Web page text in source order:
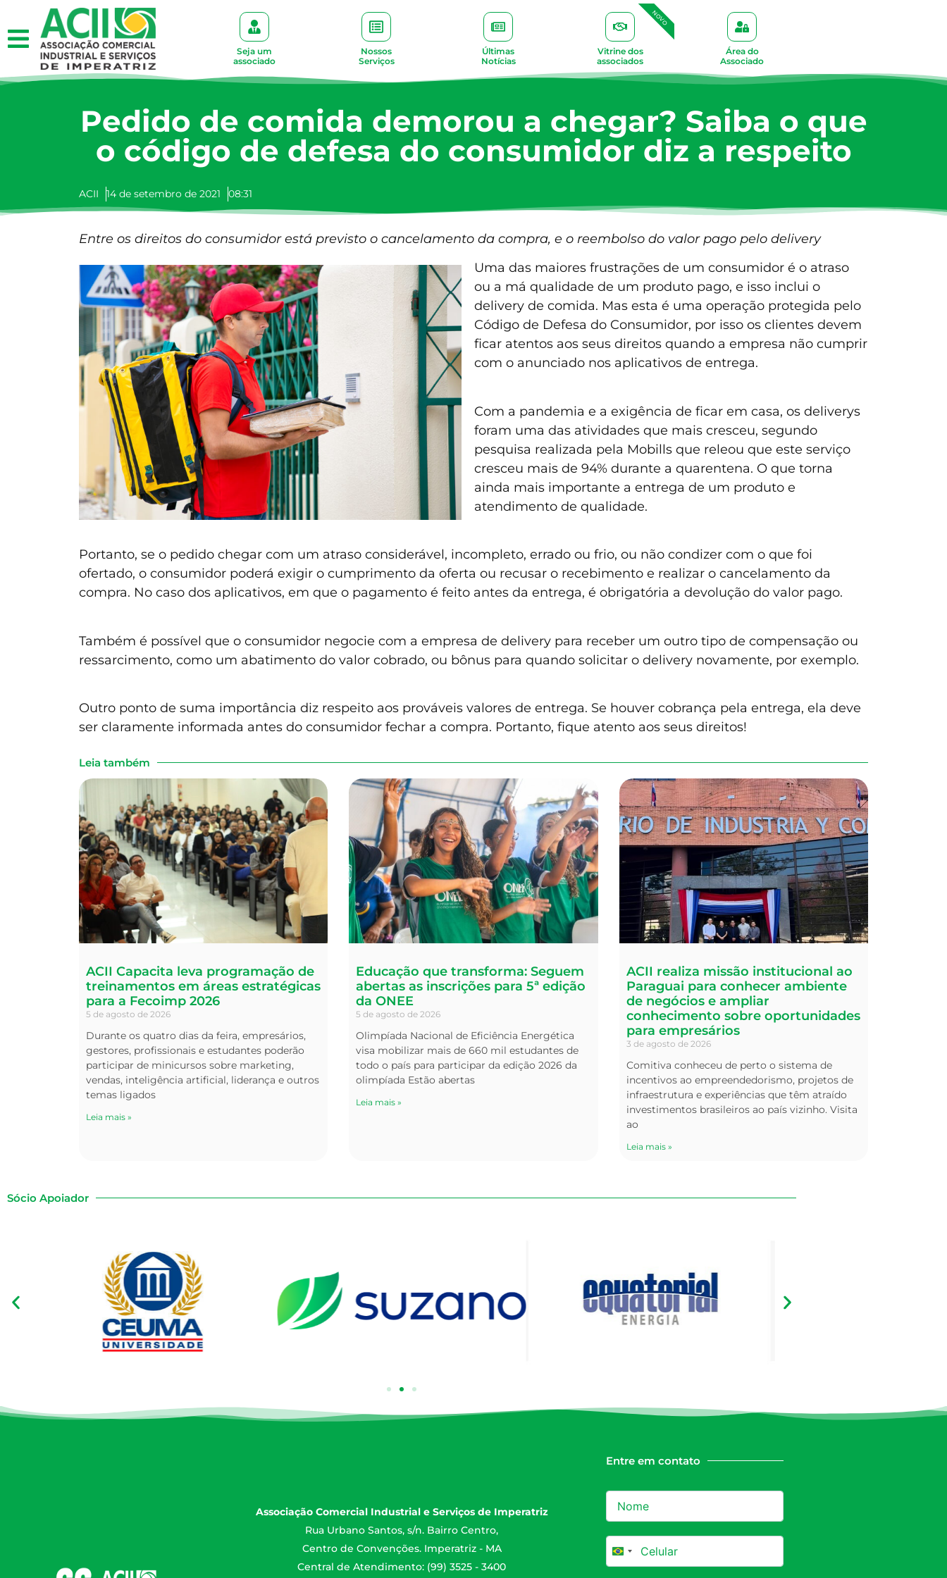
Seja um
associado
Nossos
Serviços
Últimas
Notícias
Vitrine dos
associados
NOVO
Área do
Associado
Pedido de comida demorou a chegar? Saiba o que
o código de defesa do consumidor diz a respeito
ACII 14 de setembro de 2021 08:31
Entre os direitos do consumidor está previsto o cancelamento da compra, e o reembolso do valor pago pelo delivery
Uma das maiores frustrações de um consumidor é o atraso
ou a má qualidade de um produto pago, e isso inclui o
delivery de comida. Mas esta é uma operação protegida pelo
Código de Defesa do Consumidor, por isso os clientes devem
ficar atentos aos seus direitos quando a empresa não cumprir
com o anunciado nos aplicativos de entrega.
Com a pandemia e a exigência de ficar em casa, os deliverys
foram uma das atividades que mais cresceu, segundo
pesquisa realizada pela Mobills que releou que este serviço
cresceu mais de 94% durante a quarentena. O que torna
ainda mais importante a entrega de um produto e
atendimento de qualidade.
Portanto, se o pedido chegar com um atraso considerável, incompleto, errado ou frio, ou não condizer com o que foi
ofertado, o consumidor poderá exigir o cumprimento da oferta ou recusar o recebimento e realizar o cancelamento da
compra. No caso dos aplicativos, em que o pagamento é feito antes da entrega, é obrigatória a devolução do valor pago.
Também é possível que o consumidor negocie com a empresa de delivery para receber um outro tipo de compensação ou
ressarcimento, como um abatimento do valor cobrado, ou bônus para quando solicitar o delivery novamente, por exemplo.
Outro ponto de suma importância diz respeito aos prováveis valores de entrega. Se houver cobrança pela entrega, ela deve
ser claramente informada antes do consumidor fechar a compra. Portanto, fique atento aos seus direitos!
Leia também
ACII Capacita leva programação de
treinamentos em áreas estratégicas
para a Fecoimp 2026
5 de agosto de 2026
Durante os quatro dias da feira, empresários,
gestores, profissionais e estudantes poderão
participar de minicursos sobre marketing,
vendas, inteligência artificial, liderança e outros
temas ligados
Leia mais »
Educação que transforma: Seguem
abertas as inscrições para 5ª edição
da ONEE
5 de agosto de 2026
Olimpíada Nacional de Eficiência Energética
visa mobilizar mais de 660 mil estudantes de
todo o país para participar da edição 2026 da
olimpíada Estão abertas
Leia mais »
ACII realiza missão institucional ao
Paraguai para conhecer ambiente
de negócios e ampliar
conhecimento sobre oportunidades
para empresários
3 de agosto de 2026
Comitiva conheceu de perto o sistema de
incentivos ao empreendedorismo, projetos de
infraestrutura e experiências que têm atraído
investimentos brasileiros ao país vizinho. Visita
ao
Leia mais »
Sócio Apoiador
Associação Comercial Industrial e Serviços de Imperatriz
Rua Urbano Santos, s/n. Bairro Centro,
Centro de Convenções. Imperatriz - MA
Central de Atendimento: (99) 3525 - 3400
Entre em contato
Brazil +55